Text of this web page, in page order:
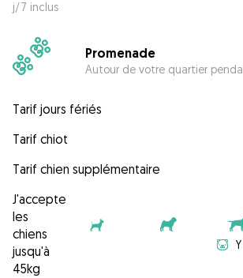
j/7 inclus
Promenade
Autour de votre quartier
Tarif jours fériés
Tarif chiot
Tarif chien supplémentaire
J'accepte
les
chiens
jusqu'à
45kg